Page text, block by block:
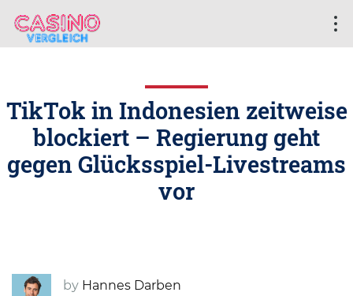
TikTok in Indonesien zeitweise
blockiert – Regierung geht
gegen Glücksspiel-Livestreams
vor
by Hannes Darben